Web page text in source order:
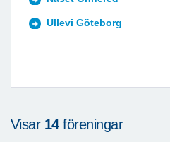
Ullevi Göteborg
Visar 14föreningar